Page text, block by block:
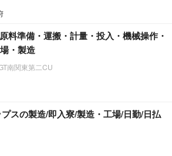
料準備・運搬・計量・投入・機械操作・
・製造
南関東第二CU
プスの製造/即入寮/製造・工場/日勤/日払